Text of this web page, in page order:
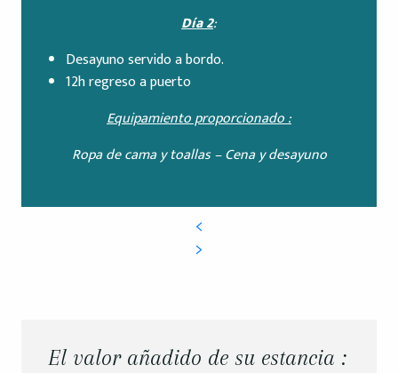
Día 2:
Desayuno servido a bordo.
12h regreso a puerto
Equipamiento proporcionado :
Ropa de cama y toallas –Cena y desayuno
El valor añadido de su estancia :